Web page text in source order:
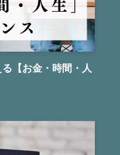
【お金・時間・人